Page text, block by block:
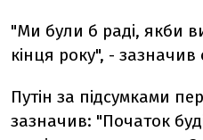
"Ми були б раді, якби
кінця року", -
Путін за підсумками
зазначив: "Початок